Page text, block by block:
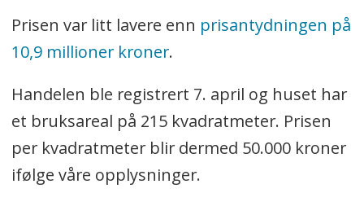
Prisen var litt lavere enn prisantydningen på
10,9 millioner kroner.
Handelen ble registrert 7. april og huset har
et bruksareal på 215 kvadratmeter. Prisen
per kvadratmeter blir dermed 50.000 kroner
ifølge våre opplysninger.